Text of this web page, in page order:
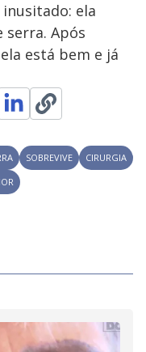
ela
serra. Após
está bem e já
SOBREVIVE
CIRURGIA